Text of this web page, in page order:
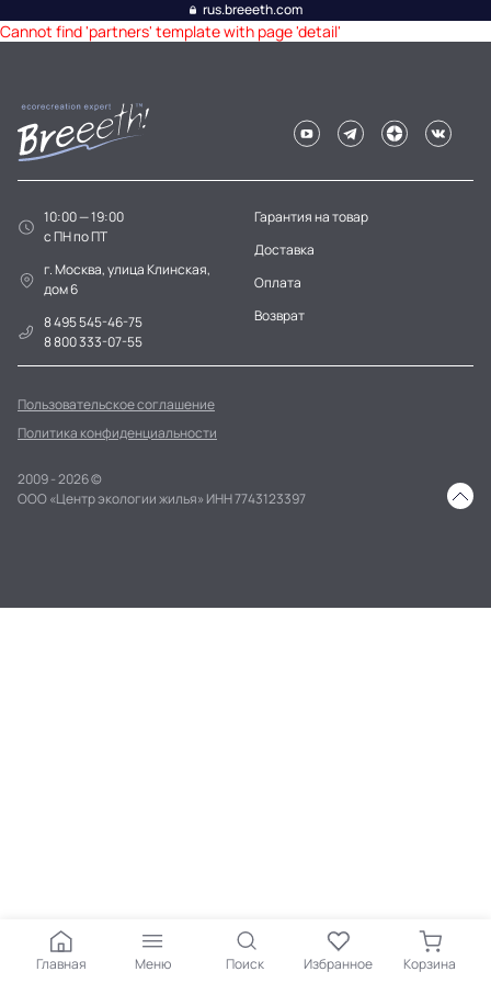
rus.breeeth.com
Cannot find 'partners' template with page 'detail'
10:00 — 19:00
c ПН по ПТ
г. Москва, улица Клинская,
дом 6
8 495 545-46-75
8 800 333-07-55
Гарантия на товар
Доставка
Оплата
Возврат
Пользовательское соглашение
Политика конфиденциальности
2009 - 2026 ©
ООО «Центр экологии жилья» ИНН 7743123397
Главная Меню Поиск Избранное Корзина